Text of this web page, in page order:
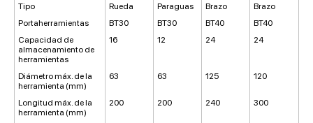
Tipo Rueda Paraguas Brazo
Brazo
Portaherramientas
BT30 BT30 BT40
BT40
Capacidad de
almacenamiento de
herramientas
16 12 24 24
Diámetro máx. de la
herramienta (mm)
63 63 125 120
Longitud máx. de la
herramienta (mm)
200 200 240 300